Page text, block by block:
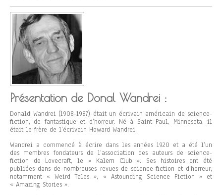
Présentation de Donal Wandrei :
Donald Wandrei (1908-1987) était un écrivain américain de science-
fiction, de fantastique et d’horreur. Né à Saint Paul, Minnesota, il
était le frère de l’écrivain Howard Wandrei.
Wandrei a commencé à écrire dans les années 1920 et a été l’un
des membres fondateurs de l’association des auteurs de science-
fiction de Lovecraft, le « Kalem Club ». Ses histoires ont été
publiées dans de nombreuses revues de science-fiction et d’horreur,
notamment « Weird Tales », « Astounding Science Fiction » et
« Amazing Stories ».